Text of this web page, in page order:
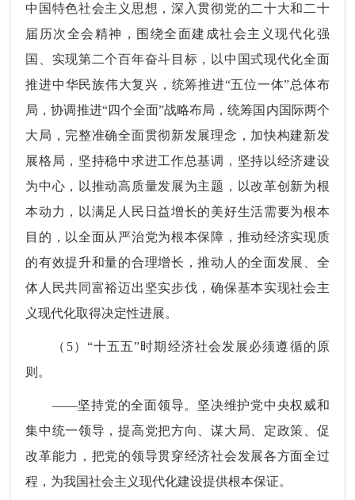
中国特色社会主义思想，深入贯彻党的二十大和二十
届历次全会精神，围绕全面建成社会主义现代化强
国、实现第二个百年奋斗目标，以中国式现代化全面
推进中华民族伟大复兴，统筹推进“五位一体”总体布
局，协调推进“四个全面”战略布局，统筹国内国际两个
大局，完整准确全面贯彻新发展理念，加快构建新发
展格局，坚持稳中求进工作总基调，坚持以经济建设
为中心，以推动高质量发展为主题，以改革创新为根
本动力，以满足人民日益增长的美好生活需要为根本
目的，以全面从严治党为根本保障，推动经济实现质
的有效提升和量的合理增长，推动人的全面发展、全
体人民共同富裕迈出坚实步伐，确保基本实现社会主
义现代化取得决定性进展。
（5）“十五五”时期经济社会发展必须遵循的原
则。
——坚持党的全面领导。坚决维护党中央权威和
集中统一领导，提高党把方向、谋大局、定政策、促
改革能力，把党的领导贯穿经济社会发展各方面全过
程，为我国社会主义现代化建设提供根本保证。